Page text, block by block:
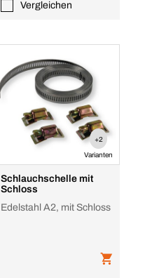
Vergleichen
+2
Varianten
Schlauchschelle mit
Schloss
Edelstahl A2, mit Schloss